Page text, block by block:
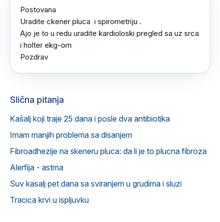
Postovana
Uradite ckener pluca  i spirometriju .
Ajo je to u redu uradite kardioloski pregled sa uz srca
i holter ekg-om
Pozdrav
Slična pitanja
Kašalj koji traje 25 dana i posle dva antibiotika
Imam manjih problema sa disanjem
Fibroadhezije na skeneru pluca: da li je to plucna fibroza
Alerfija - astma
Suv kasalj pet dana sa sviranjem u grudima i sluzi
Tracica krvi u ispljuvku